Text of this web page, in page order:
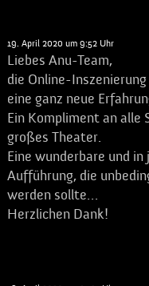
19. April 2020 um 9:52 Uhr
Liebes Anu-Team,
die Online-
eine ganz neue
Ein Kompliment an alle
großes Theater.
Eine wunderbare und
Aufführung, die
werden sollte…
Herzlichen Dank!